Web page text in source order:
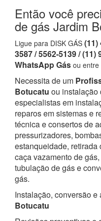
Então você
de gás Jardim
Ligue para DISK GÁS (11)
3587 / 5562-5139 / (11)
WhatsApp Gás ou entre
Necessita de um
Botucatu ou instalação
especialistas em
reparos em sistemas e
técnica e consertos de
pressurizadores,
estanqueidade, retirada
caça vazamento de
tubulação de gás e
gás.
Instalação, conversão
Botucatu